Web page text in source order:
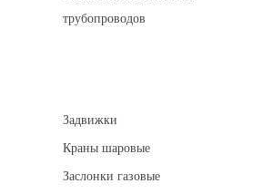
трубопроводов
Задвижки
Краны шаровые
Заслонки газовые